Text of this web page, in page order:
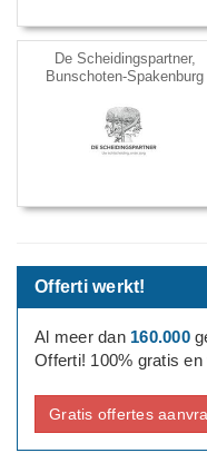
De Scheidingspartner,
Bunschoten-Spakenburg
Offerti werkt!
Al meer dan 160.000
Offerti! 100% gratis en
Gratis offertes